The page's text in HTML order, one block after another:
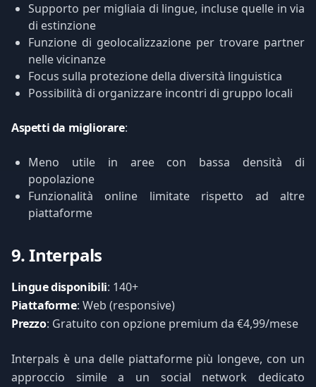
Supporto per migliaia di lingue, incluse quelle in via
di estinzione
Funzione di geolocalizzazione per trovare partner
nelle vicinanze
Focus sulla protezione della diversità linguistica
Possibilità di organizzare incontri di gruppo locali
Aspetti da migliorare:
Meno utile in aree con bassa densità di
popolazione
Funzionalità online limitate rispetto ad altre
piattaforme
9. Interpals
Lingue disponibili: 140+
Piattaforme: Web (responsive)
Prezzo: Gratuito con opzione premium da €4,99/mese
Interpals è una delle piattaforme più longeve, con un
approccio simile a un social network dedicato